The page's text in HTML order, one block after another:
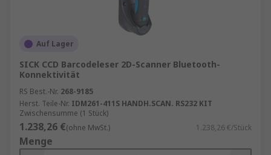
Auf Lager
SICK CCD Barcodeleser 2D-Scanner Bluetooth-
Konnektivität
RS Best.-Nr. 268-9185
Herst. Teile-Nr. IDM261-411S HANDH.SCAN. RS232 KIT
Zwischensumme (1 Stück)
1.238,26 €(ohne MwSt.) 1.238,26 €/Stück
Menge